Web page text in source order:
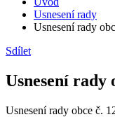
Usnesení rady
Usnesení rady
Sdílet
Usnesení rady
Usnesení rady obce č.